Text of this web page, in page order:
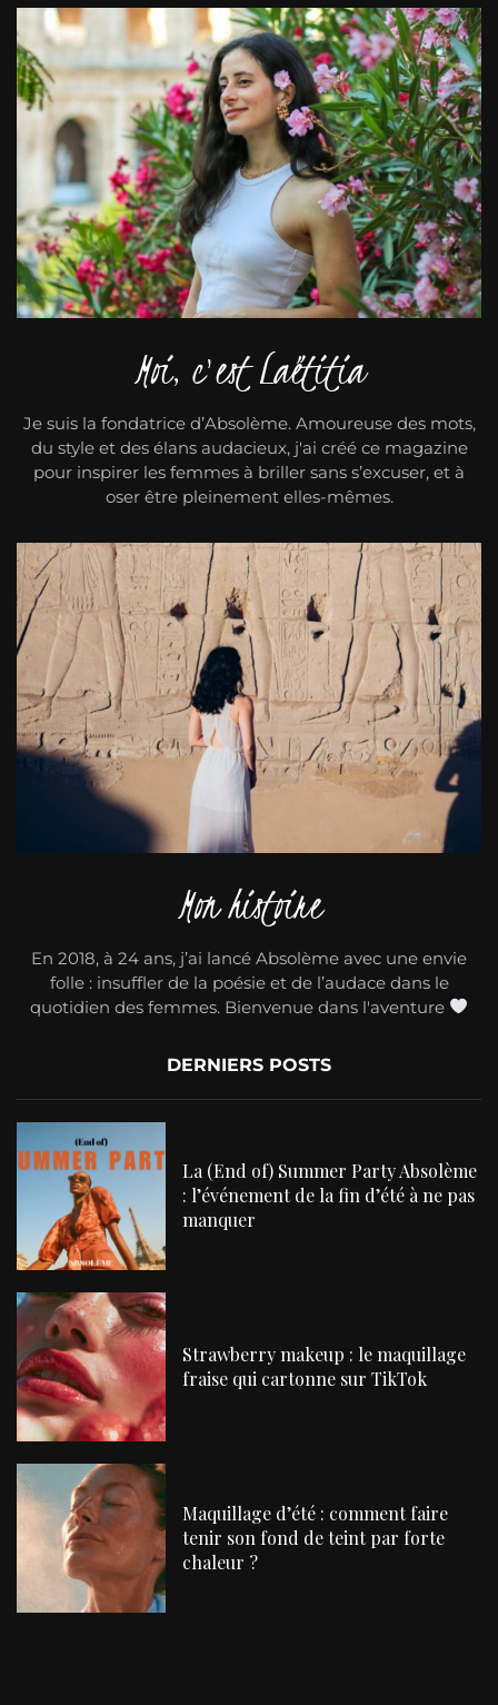
Moi, c'est Laëtitia
Je suis la fondatrice d’Absolème. Amoureuse des mots,
du style et des élans audacieux, j'ai créé ce magazine
pour inspirer les femmes à briller sans s’excuser, et à
oser être pleinement elles-mêmes.
Mon histoire
En 2018, à 24 ans, j’ai lancé Absolème avec une envie
folle : insuffler de la poésie et de l’audace dans le
quotidien des femmes. Bienvenue dans l'aventure
DERNIERS POSTS
La (End of) Summer Party Absolème
: l’événement de la fin d’été à ne pas
manquer
Strawberry makeup : le maquillage
fraise qui cartonne sur TikTok
Maquillage d’été : comment faire
tenir son fond de teint par forte
chaleur ?